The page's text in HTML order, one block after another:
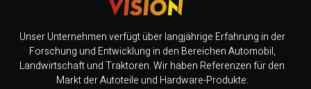
Unser Unternehmen verfügt über langjährige Erfahrung in der
Forschung und Entwicklung in den Bereichen Automobil,
Landwirtschaft und Traktoren. Wir haben Referenzen für den
Markt der Autoteile und Hardware-Produkte.